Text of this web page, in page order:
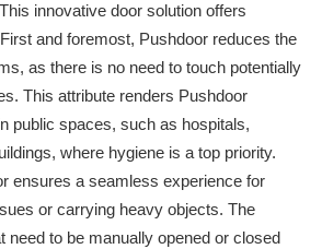
innovative door solution offers
and foremost, Pushdoor reduces the
as there is no need to touch potentially
This attribute renders Pushdoor
public spaces, such as hospitals,
where hygiene is a top priority.
ensures a seamless experience for
or carrying heavy objects. The
need to be manually opened or closed